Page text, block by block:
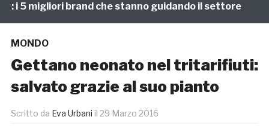
5 migliori brand che stanno guidando il settore
MONDO
Gettano neonato nel tritarifiuti:
salvato grazie al suo pianto
Scritto da Eva Urbani il 29 Marzo 2016